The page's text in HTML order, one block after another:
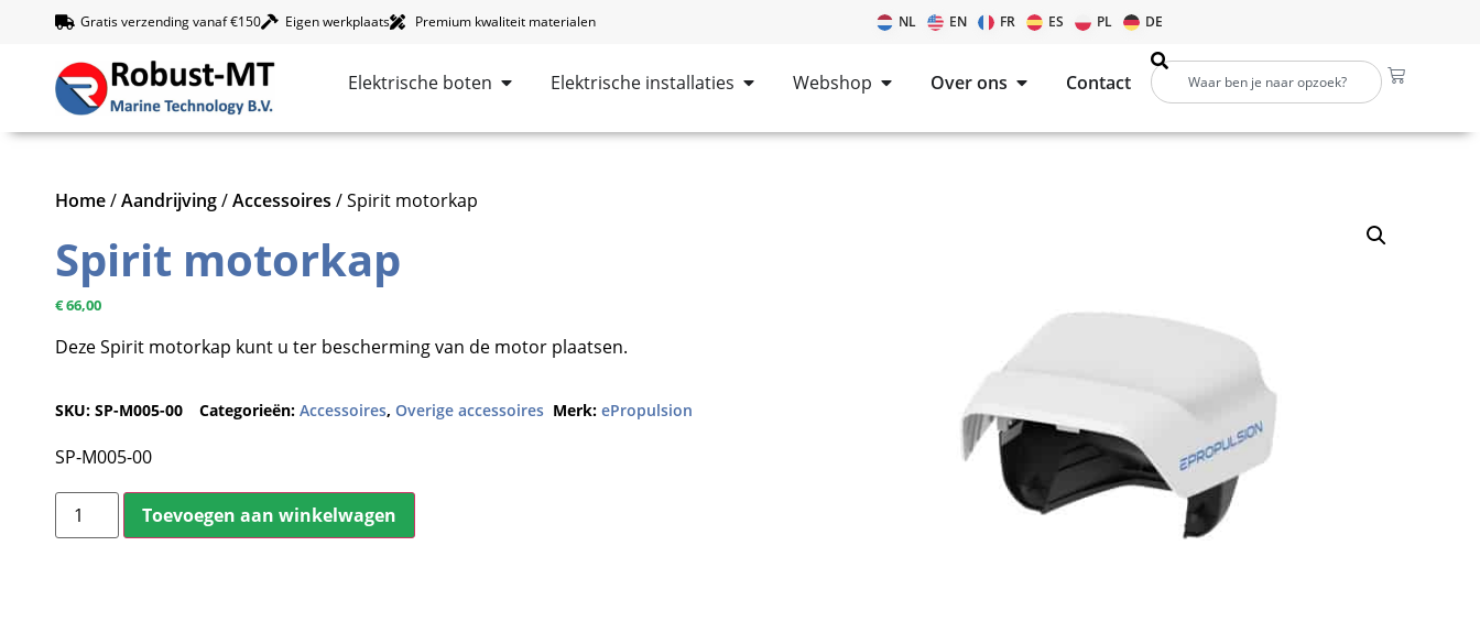
Gratis verzending vanaf €150 Eigen werkplaats Premium kwaliteit materialen NL EN FR ES PL DE
Elektrische boten Elektrische installaties Webshop Over ons Contact
Home/Aandrijving/Accessoires / Spirit motorkap
Spirit motorkap
€66,00
Deze Spirit motorkap kunt u ter bescherming van de motor plaatsen.
SKU: SP-M005-00 Categorieën: Accessoires, Overige accessoires Merk: ePropulsion
SP-M005-00
Toevoegen aan winkelwagen